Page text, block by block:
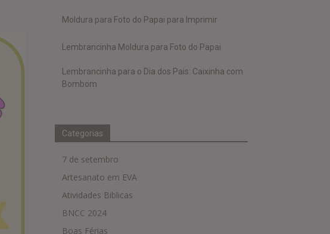
Moldura para Foto do Papai para Imprimir
Lembrancinha Moldura para Foto do Papai
Lembrancinha para o Dia dos Pais: Caixinha com
Bombom
Categorias
7 de setembro
Artesanato em EVA
Atividades Biblicas
BNCC 2024
Boas Férias